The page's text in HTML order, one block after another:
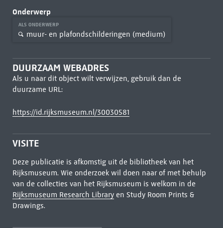
Onderwerp
ALS ONDERWERP
muur- en plafondschilderingen (medium)
DUURZAAM WEBADRES
Als u naar dit object wilt verwijzen, gebruik dan de
duurzame URL:
https://id.rijksmuseum.nl/30030581
VISITE
Deze publicatie is afkomstig uit de bibliotheek van het
Rijksmuseum. Wie onderzoek wil doen naar of met behulp
van de collecties van het Rijksmuseum is welkom in de
Rijksmuseum Research Libraryen Study Room Prints &
Drawings.